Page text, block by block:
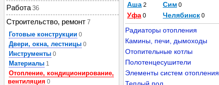
Работа 36
Строительство, ремонт 7
Готовые конструкции 0
Двери, окна, лестницы 0
Инструменты 0
Материалы 1
Отопление, кондиционирование,
вентиляция 0
Аша 2 Сим 0
Уфа 0 Челябинск 0
Радиаторы отопления
Камины, печи, дымоходы
Отопительные котлы
Полотенцесушители
Элементы систем отопления